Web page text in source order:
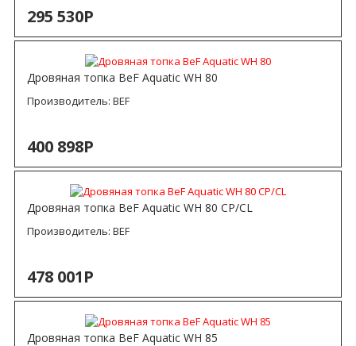
295 530Р
Дровяная топка BeF Aquatic WH 80
Производитель: BEF
400 898Р
Дровяная топка BeF Aquatic WH 80 CP/CL
Производитель: BEF
478 001Р
Дровяная топка BeF Aquatic WH 85